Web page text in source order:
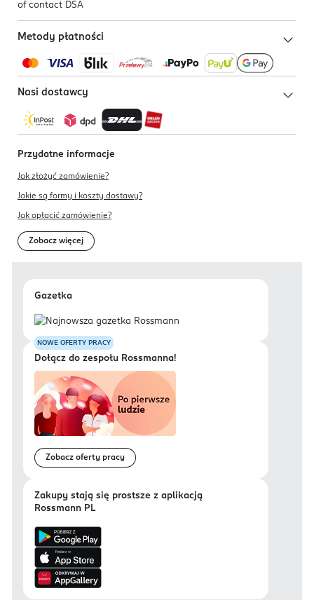
of contact DSA
Metody płatności
Nasi dostawcy
Przydatne informacje
Jak złożyć zamówienie?
Jakie są formy i koszty dostawy?
Jak opłacić zamówienie?
Zobacz więcej
Gazetka
NOWE OFERTY PRACY
Dołącz do zespołu Rossmanna!
Zobacz oferty pracy
Zakupy stają się prostsze z aplikacją
Rossmann PL